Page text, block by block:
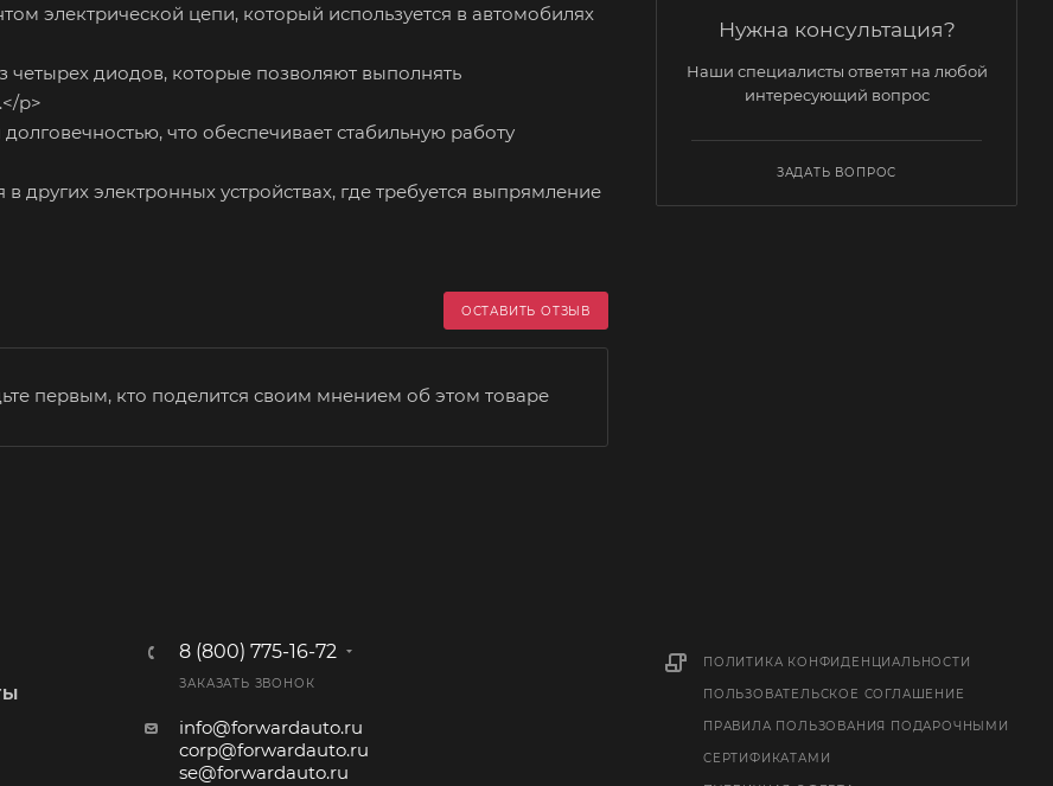
электрической цепи, который используется в автомобилях
четырех диодов, которые позволяют выполнять
p>
что обеспечивает стабильную работу
электронных устройствах, где требуется выпрямление
ОСТАВИТЬ ОТЗЫВ
первым, кто поделится своим мнением об этом товаре
Нужна консультация?
Наши специалисты ответят на любой
интересующий вопрос
ЗАДАТЬ ВОПРОС
8 (800) 775-16-72
ЗАКАЗАТЬ ЗВОНОК
info@forwardauto.ru
corp@forwardauto.ru
se@forwardauto.ru
ПОЛИТИКА КОНФИДЕНЦИАЛЬНОСТИ
ПОЛЬЗОВАТЕЛЬСКОЕ СОГЛАШЕНИЕ
ПРАВИЛА ПОЛЬЗОВАНИЯ ПОДАРОЧНЫМИ
СЕРТИФИКАТАМИ